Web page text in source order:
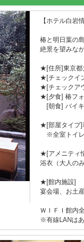
【ホテル白岩
椿と明日葉の
絶景を望みな
★[住所]東京都
★[チェックイ
★[チェックア
★[夕食] 椿フ
[朝食] バイ
★[部屋タイプ]
※全室トイ
★[アメニティ
浴衣（大人の
★[館内施設]
宴会場、お土
ＷＩＦＩ館内
※有線LANは